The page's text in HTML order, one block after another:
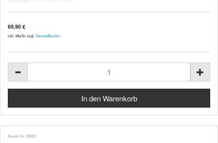
69,90 €
inkl. MwSt. zzgl. Versandkosten
Bestell-Nr. 59322